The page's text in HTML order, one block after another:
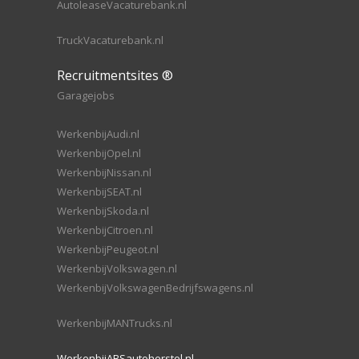
AutoleaseVacaturebank.nl
TruckVacaturebank.nl
Recruitmentsites ®
Garagejobs
WerkenbijAudi.nl
WerkenbijOpel.nl
WerkenbijNissan.nl
WerkenbijSEAT.nl
WerkenbijSkoda.nl
WerkenbijCitroen.nl
WerkenbijPeugeot.nl
WerkenbijVolkswagen.nl
WerkenbijVolkswagenBedrijfswagens.nl
WerkenbijMANTrucks.nl